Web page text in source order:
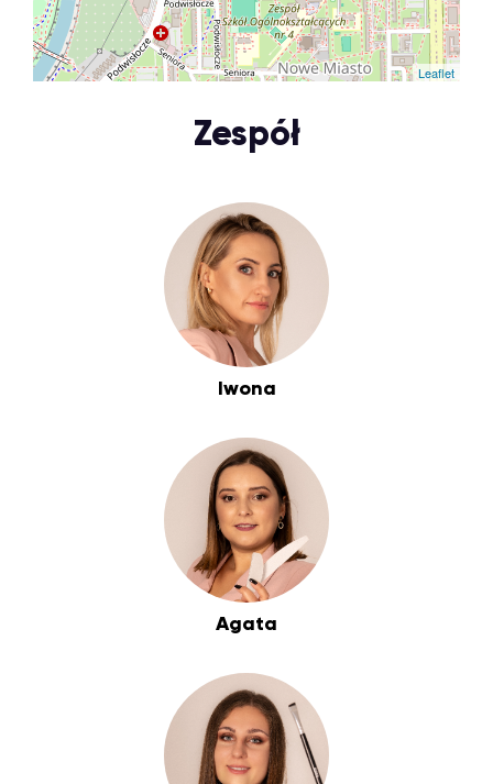
Leaflet
Zespół
Iwona
Agata